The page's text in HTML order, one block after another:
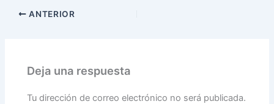
ANTERIOR
Deja una respuesta
Tu dirección de correo electrónico no será publicada.